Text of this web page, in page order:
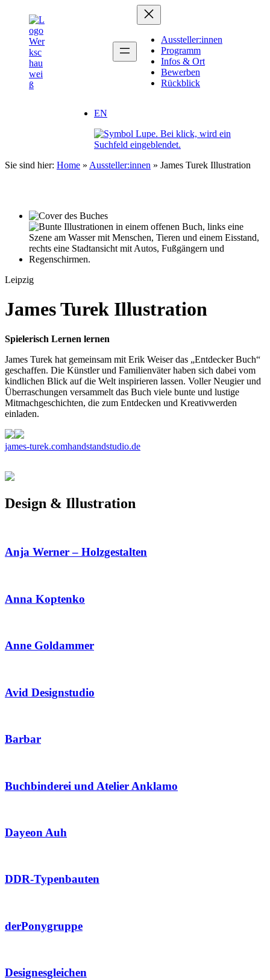
springen
Aussteller:innen
Programm
Infos & Ort
Bewerben
Rückblick
EN
Sie sind hier: Home » Aussteller:innen » James Turek Illustration
Leipzig
James Turek Illustration
Spielerisch Lernen lernen
James Turek hat gemeinsam mit Erik Weiser das „Entdecker Buch“
geschaffen. Die Künstler und Familienväter haben sich dabei vom
kindlichen Blick auf die Welt inspirieren lassen. Voller Neugier und
Überraschungen versammelt das Buch viele bunte und lustige
Mitmachgeschichten, die zum Entdecken und Kreativwerden
einladen.
james-turek.comhandstandstudio.de
Design & Illustration
Anja Werner – Holzgestalten
Anna Koptenko
Anne Goldammer
Avid Designstudio
Barbar
Buchbinderei und Atelier Anklamo
Dayeon Auh
DDR-Typenbauten
derPonygruppe
Designesgleichen